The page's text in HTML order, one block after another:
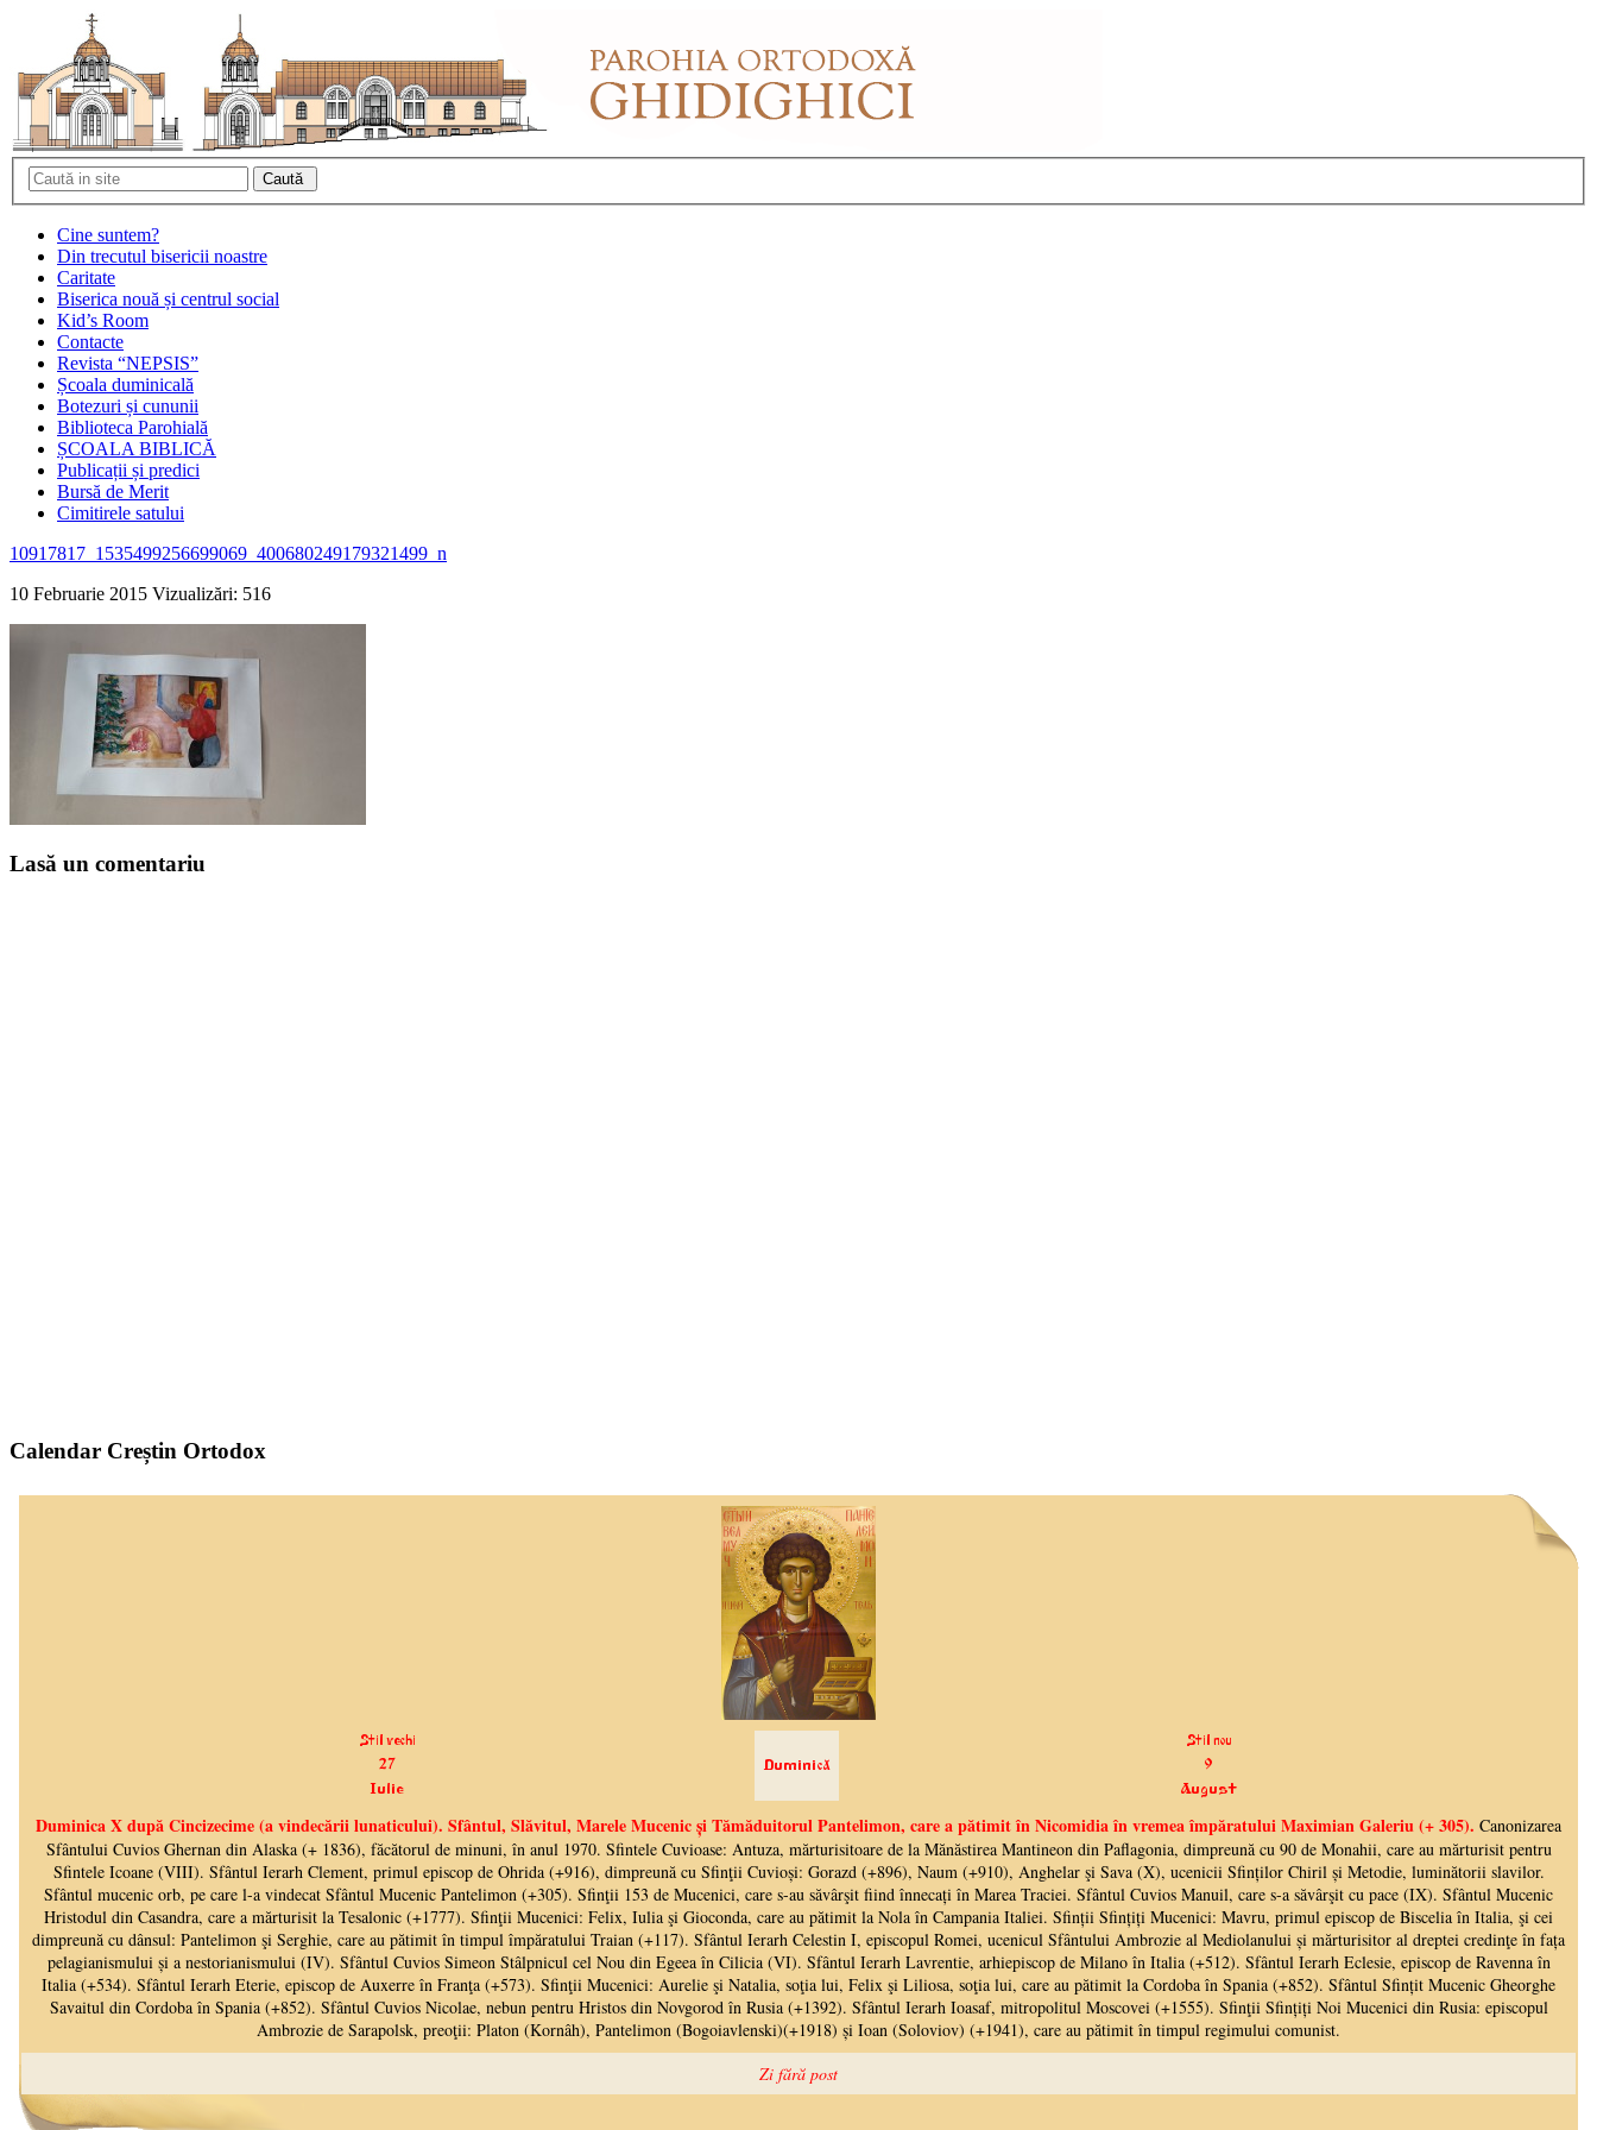
Cine suntem?
Din trecutul bisericii noastre
Caritate
Biserica nouă și centrul social
Kid’s Room
Contacte
Revista “NEPSIS”
Școala duminicală
Botezuri și cununii
Biblioteca Parohială
ȘCOALA BIBLICĂ
Publicații și predici
Bursă de Merit
Cimitirele satului
10917817_1535499256699069_400680249179321499_n
10 Februarie 2015 Vizualizări: 516
Lasă un comentariu
Calendar Creștin Ortodox